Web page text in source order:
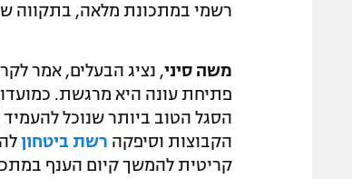
רשמי במתכונת מלאה, בתקווה
משה סיני, נציג הבעלים, אמר
פתיחת עונה היא מרגשת.
הסגל הטוב ביותר שנוכל
הקבוצות וסיפקה רשת ביטחון
קריטית להמשך קיום הענף